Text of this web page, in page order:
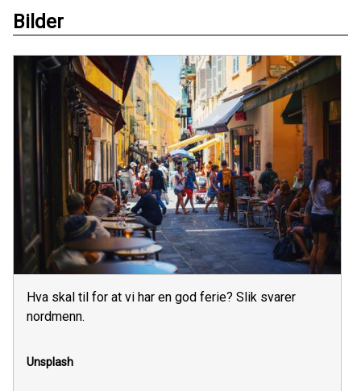
Bilder
Hva skal til for at vi har en god ferie? Slik svarer
nordmenn.
Unsplash